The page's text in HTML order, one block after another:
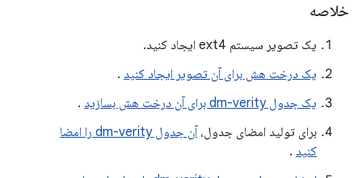
خلاصه
یک تصویر سیستم ext4 ایجاد کنید.
یک درخت هش برای آن تصویر ایجاد کنید .
یک جدول dm-verity برای آن درخت هش بسازید
.
برای تولید امضای جدول،
آن جدول dm-verity را امضا
کنید .